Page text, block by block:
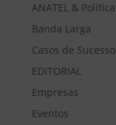
ANATEL & Política
Banda Larga
Casos de Sucesso
EDITORIAL
Empresas
Eventos